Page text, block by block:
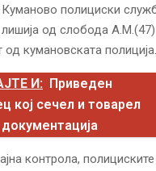
полициски
од слобода
кумановската полиција.
И: Приведен
кој сечел и товарел
контрола,